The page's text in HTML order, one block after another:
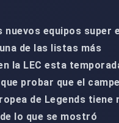
nuevos equipos super
de las listas más
la LEC esta
probar que el
de Legends tiene
lo que se mostró